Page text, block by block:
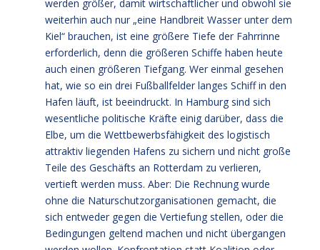
werden größer, damit wirtschaftlicher und obwohl sie
weiterhin auch nur „eine Handbreit Wasser unter dem
Kiel“ brauchen, ist eine größere Tiefe der Fahrrinne
erforderlich, denn die größeren Schiffe haben heute
auch einen größeren Tiefgang. Wer einmal gesehen
hat, wie so ein drei Fußballfelder langes Schiff in den
Hafen läuft, ist beeindruckt. In Hamburg sind sich
wesentliche politische Kräfte einig darüber, dass die
Elbe, um die Wettbewerbsfähigkeit des logistisch
attraktiv liegenden Hafens zu sichern und nicht große
Teile des Geschäfts an Rotterdam zu verlieren,
vertieft werden muss. Aber: Die Rechnung wurde
ohne die Naturschutzorganisationen gemacht, die
sich entweder gegen die Vertiefung stellen, oder die
Bedingungen geltend machen und nicht übergangen